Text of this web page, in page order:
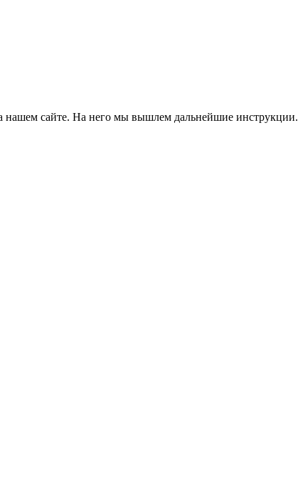
нашем сайте. На него мы вышлем дальнейшие инструкции.